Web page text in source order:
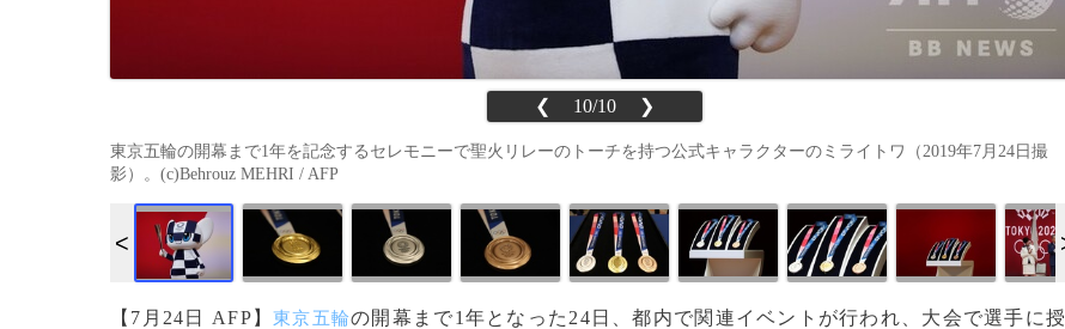
❮ 10/10 ❯
東京五輪の開幕まで1年を記念するセレモニーで聖火リレーのトーチを持つ公式キャラクターのミライトワ（2019年7月24日撮
影）。(c)Behrouz MEHRI / AFP
【7月24日 AFP】東京五輪の開幕まで1年となった24日、都内で関連イベントが行われ、大会で選手に授